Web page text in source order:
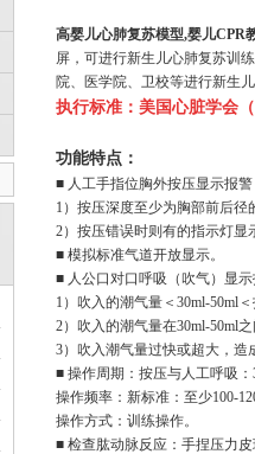
高婴儿心肺复苏模型,婴儿CPR
屏，可进行新生儿心肺复苏训
院、医学院、卫校等进行新生
执行标准：美国心脏学会
功能特点：
■ 人工手指位胸外按压显示报
1）按压深度至少为胸部前后径
2）按压错误时则有的指示灯显
■ 模拟标准气道开放显示。
■ 人公口对口呼吸（吹气）显
1）吹入的潮气量＜30ml-50ml
2）吹入的潮气量在30ml-50ml
3）吹入潮气量过快或超大，
■ 操作周期：按压与人工呼吸
操作频率：新标准：至少100-
操作方式：训练操作。
■ 检查肱动脉反应：手捏压力